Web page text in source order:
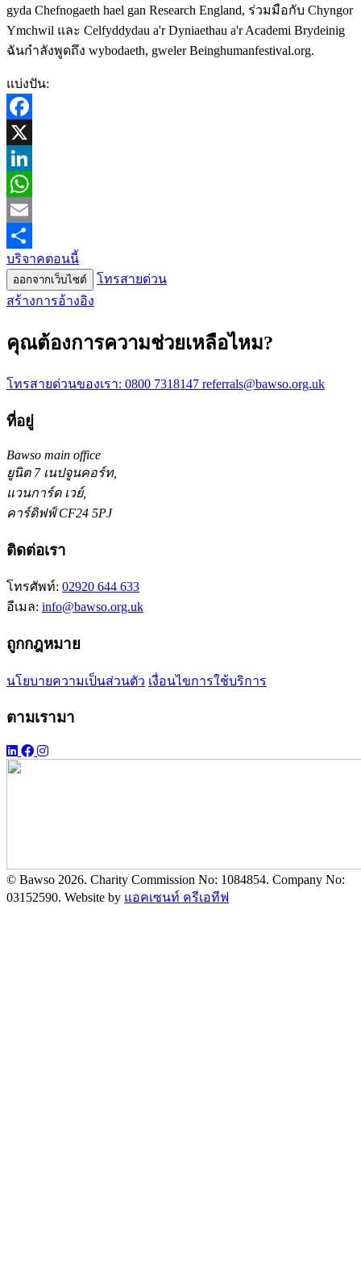
gyda Chefnogaeth hael gan Research England, ร่วมมือกับ Chyngor
Ymchwil และ Celfyddydau a'r Dyniaethau a'r Academi Brydeinig
ฉันกำลังพูดถึง wybodaeth, gweler Beinghumanfestival.org.
แบ่งปัน:
Facebook
X
LinkedIn
WhatsApp
Email
Share
บริจาคตอนนี้
ออกจากเว็บไซต์
โทรสายด่วน
สร้างการอ้างอิง
คุณต้องการความช่วยเหลือไหม?
โทรสายด่วนของเรา: 0800 7318147 referrals@bawso.org.uk
ที่อยู่
Bawso main office
ยูนิต 7 เนปจูนคอร์ท,
แวนการ์ด เวย์,
คาร์ดิฟฟ์ CF24 5PJ
ติดต่อเรา
โทรศัพท์: 02920 644 633
อีเมล: info@bawso.org.uk
ถูกกฎหมาย
นโยบายความเป็นส่วนตัว เงื่อนไขการใช้บริการ
ตามเรามา
© Bawso 2026. Charity Commission No: 1084854. Company No:
03152590. Website by แอคเซนท์ ครีเอทีฟ